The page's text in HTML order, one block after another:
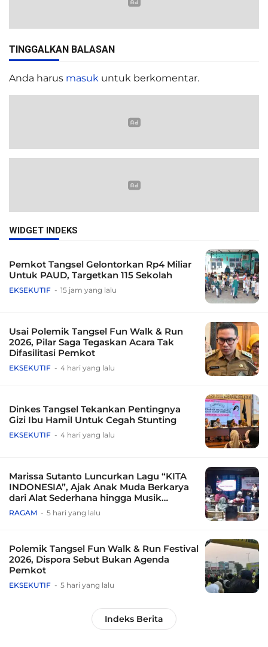
TINGGALKAN BALASAN
Anda harus masuk untuk berkomentar.
WIDGET INDEKS
Pemkot Tangsel Gelontorkan Rp4 Miliar
Untuk PAUD, Targetkan 115 Sekolah
EKSEKUTIF 15 jam yang lalu
Usai Polemik Tangsel Fun Walk & Run
2026, Pilar Saga Tegaskan Acara Tak
Difasilitasi Pemkot
EKSEKUTIF 4 hari yang lalu
Dinkes Tangsel Tekankan Pentingnya
Gizi Ibu Hamil Untuk Cegah Stunting
EKSEKUTIF 4 hari yang lalu
Marissa Sutanto Luncurkan Lagu “KITA
INDONESIA”, Ajak Anak Muda Berkarya
dari Alat Sederhana hingga Musik
Tradisional
RAGAM 5 hari yang lalu
Polemik Tangsel Fun Walk & Run Festival
2026, Dispora Sebut Bukan Agenda
Pemkot
EKSEKUTIF 5 hari yang lalu
Indeks Berita